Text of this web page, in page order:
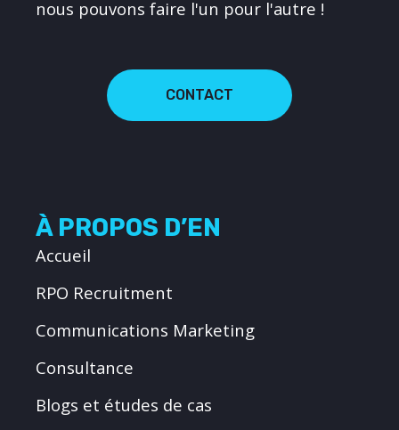
nous pouvons faire l'un pour l'autre !
CONTACT
À PROPOS D’EN
Accueil
RPO Recruitment
Communications Marketing
Consultance
Blogs et études de cas